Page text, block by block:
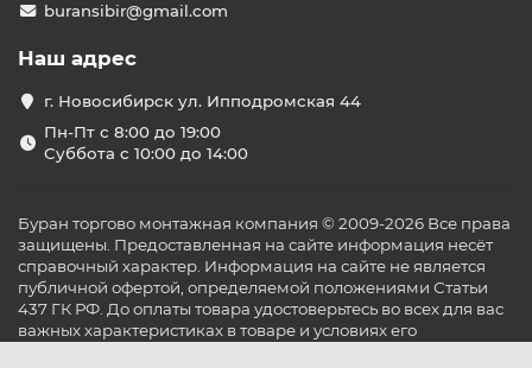
buransibir@gmail.com
Наш адрес
г. Новосибирск ул. Ипподромская 44
Пн-Пт с 8:00 до 19:00
Суббота с 10:00 до 14:00
Буран торгово монтажная компания © 2009-2026 Все права
защищены. Предоставленная на сайте информация несёт
справочный характер. Информация на сайте не является
публичной офертой, определяемой положениями Статьи
437 ГК РФ. До оплаты товара удостоверьтесь во всех для вас
важных характеристиках в товаре и условиях его